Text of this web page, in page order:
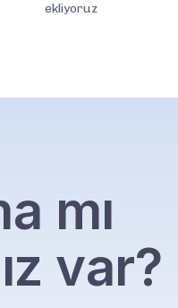
ekliyoruz
mı
var?